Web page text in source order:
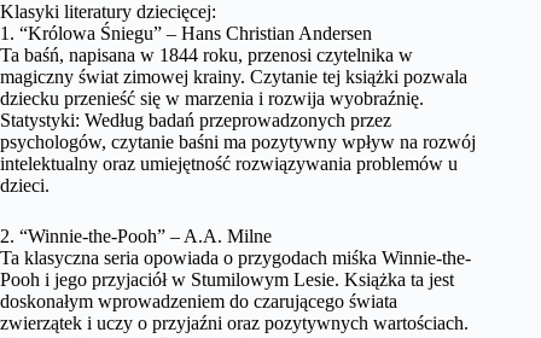
Klasyki literatury dziecięcej:
1. “Królowa Śniegu” – Hans Christian Andersen
Ta baśń, napisana w 1844 roku, przenosi czytelnika w
magiczny świat zimowej krainy. Czytanie tej książki pozwala
dziecku przenieść się w marzenia i rozwija wyobraźnię.
Statystyki: Według badań przeprowadzonych przez
psychologów, czytanie baśni ma pozytywny wpływ na rozwój
intelektualny oraz umiejętność rozwiązywania problemów u
dzieci.
2. “Winnie-the-Pooh” – A.A. Milne
Ta klasyczna seria opowiada o przygodach miśka Winnie-the-
Pooh i jego przyjaciół w Stumilowym Lesie. Książka ta jest
doskonałym wprowadzeniem do czarującego świata
zwierzątek i uczy o przyjaźni oraz pozytywnych wartościach.